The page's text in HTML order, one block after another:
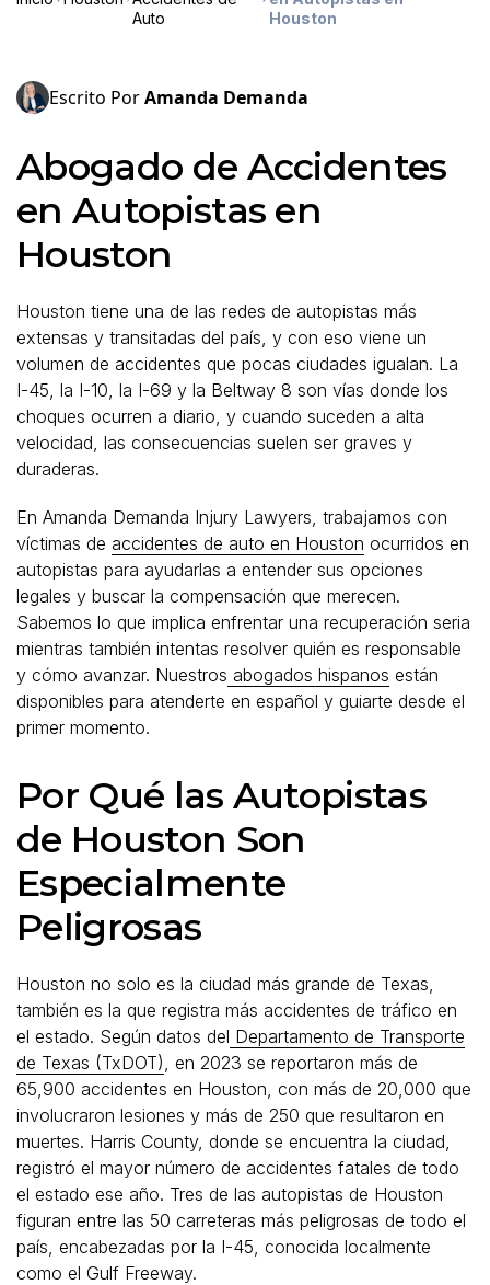
Auto
Houston
Escrito PorAmanda Demanda
Abogado de Accidentes
en Autopistas en
Houston
Houston tiene una de las redes de autopistas más
extensas y transitadas del país, y con eso viene un
volumen de accidentes que pocas ciudades igualan. La
I-45, la I-10, la I-69 y la Beltway 8 son vías donde los
choques ocurren a diario, y cuando suceden a alta
velocidad, las consecuencias suelen ser graves y
duraderas.
En Amanda Demanda Injury Lawyers, trabajamos con
víctimas de accidentes de auto en Houston ocurridos en
autopistas para ayudarlas a entender sus opciones
legales y buscar la compensación que merecen.
Sabemos lo que implica enfrentar una recuperación seria
mientras también intentas resolver quién es responsable
y cómo avanzar. Nuestros abogados hispanos están
disponibles para atenderte en español y guiarte desde el
primer momento.
Por Qué las Autopistas
de Houston Son
Especialmente
Peligrosas
Houston no solo es la ciudad más grande de Texas,
también es la que registra más accidentes de tráfico en
el estado. Según datos del Departamento de Transporte
de Texas (TxDOT) , en 2023 se reportaron más de
65,900 accidentes en Houston, con más de 20,000 que
involucraron lesiones y más de 250 que resultaron en
muertes. Harris County, donde se encuentra la ciudad,
registró el mayor número de accidentes fatales de todo
el estado ese año. Tres de las autopistas de Houston
figuran entre las 50 carreteras más peligrosas de todo el
país, encabezadas por la I-45, conocida localmente
como el Gulf Freeway.